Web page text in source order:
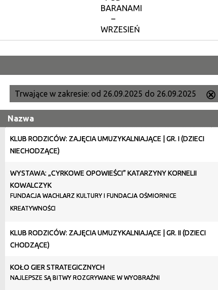
BARANAMI
–
WRZESIEŃ
Trwające w zakresie: od 26.09.2025 do 26.09.2025
ten
Nazwa
KLUB RODZICÓW: ZAJĘCIA UMUZYKALNIAJĄCE | GR. I (DZIECI
NIECHODZĄCE)
WYSTAWA: „CYRKOWE OPOWIEŚCI” KATARZYNY KORNELII
KOWALCZYK
FUNDACJA WACHLARZ KULTURY I FUNDACJA OŚMIORNICE
KREATYWNOŚCI
KLUB RODZICÓW: ZAJĘCIA UMUZYKALNIAJĄCE | GR. II (DZIECI
CHODZĄCE)
KOŁO GIER STRATEGICZNYCH
NAJLEPSZE SĄ BITWY ROZGRYWANE W WYOBRAŹNI